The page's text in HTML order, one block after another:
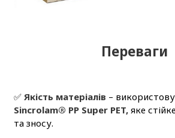
Переваги
✅ Якість матеріалів –
Sincrolam® PP Super PET,яке
та зносу.